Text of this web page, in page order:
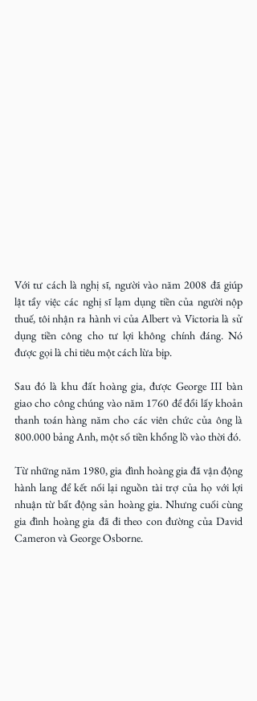
Với tư cách là nghị sĩ, người vào năm 2008 đã giúp
lật tẩy việc các nghị sĩ lạm dụng tiền của người nộp
thuế, tôi nhận ra hành vi của Albert và Victoria là sử
dụng tiền công cho tư lợi không chính đáng. Nó
được gọi là chi tiêu một cách lừa bịp.
Sau đó là khu đất hoàng gia, được George III bàn
giao cho công chúng vào năm 1760 để đổi lấy khoản
thanh toán hàng năm cho các viên chức của ông là
800.000 bảng Anh, một số tiền khổng lồ vào thời đó.
Từ những năm 1980, gia đình hoàng gia đã vận động
hành lang để kết nối lại nguồn tài trợ của họ với lợi
nhuận từ bất động sản hoàng gia. Nhưng cuối cùng
gia đình hoàng gia đã đi theo con đường của David
Cameron và George Osborne.